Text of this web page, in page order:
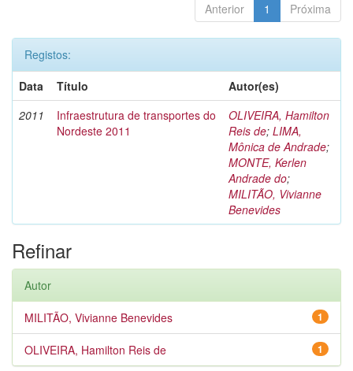
Anterior 1 Próxima
Registos:
Data
Título
Autor(es)
2011
Infraestrutura de transportes do
Nordeste 2011
OLIVEIRA, Hamilton
Reis de; LIMA,
Mônica de Andrade;
MONTE, Kerlen
Andrade do;
MILITÃO, Vivianne
Benevides
Refinar
Autor
1
MILITÃO, Vivianne Benevides
1
OLIVEIRA, Hamilton Reis de